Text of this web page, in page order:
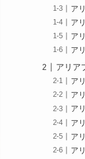
ア
ア
ア
ア
アリア
ア
ア
ア
ア
ア
ア